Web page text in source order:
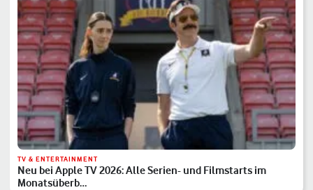
TV & ENTERTAINMENT
Neu bei Apple TV 2026: Alle Serien- und Filmstarts im
Monatsüberb…